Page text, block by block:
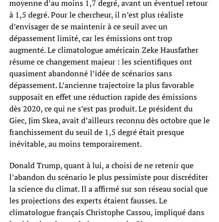
moyenne d’au moins 1,7 degré, avant un éventuel retour
à 1,5 degré. Pour le chercheur, il n’est plus réaliste
d’envisager de se maintenir à ce seuil avec un
dépassement limité, car les émissions ont trop
augmenté. Le climatologue américain Zeke Hausfather
résume ce changement majeur : les scientifiques ont
quasiment abandonné l’idée de scénarios sans
dépassement. L’ancienne trajectoire la plus favorable
supposait en effet une réduction rapide des émissions
dès 2020, ce qui ne s’est pas produit. Le président du
Giec, Jim Skea, avait d’ailleurs reconnu dès octobre que le
franchissement du seuil de 1,5 degré était presque
inévitable, au moins temporairement.
Donald Trump, quant à lui, a choisi de ne retenir que
l’abandon du scénario le plus pessimiste pour discréditer
la science du climat. Il a affirmé sur son réseau social que
les projections des experts étaient fausses. Le
climatologue français Christophe Cassou, impliqué dans